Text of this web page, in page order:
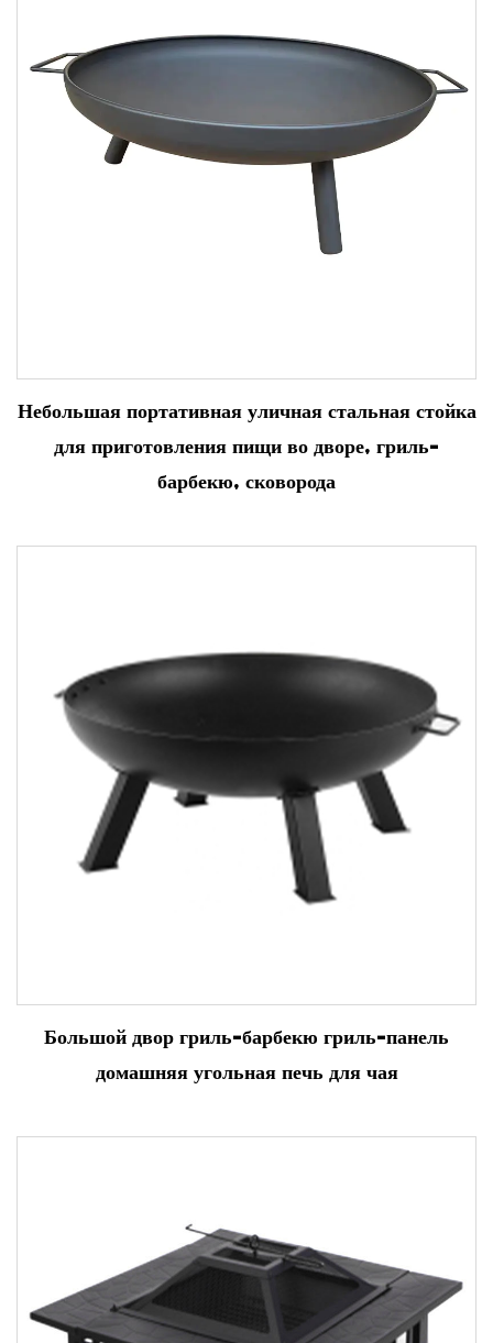
Небольшая портативная уличная стальная стойка
для приготовления пищи во дворе, гриль-
барбекю, сковорода
Большой двор гриль-барбекю гриль-панель
домашняя угольная печь для чая